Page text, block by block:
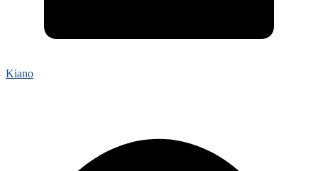
Kiano